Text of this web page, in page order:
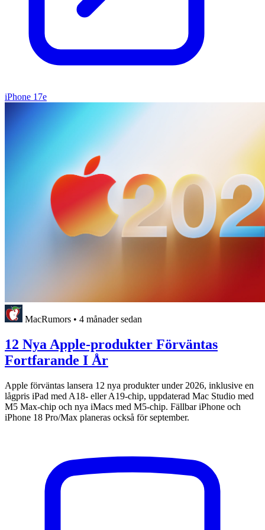
iPhone 17e
MacRumors • 4 månader sedan
12 Nya Apple-produkter Förväntas
Fortfarande I År
Apple förväntas lansera 12 nya produkter under 2026, inklusive en
lågpris iPad med A18- eller A19-chip, uppdaterad Mac Studio med
M5 Max-chip och nya iMacs med M5-chip. Fällbar iPhone och
iPhone 18 Pro/Max planeras också för september.